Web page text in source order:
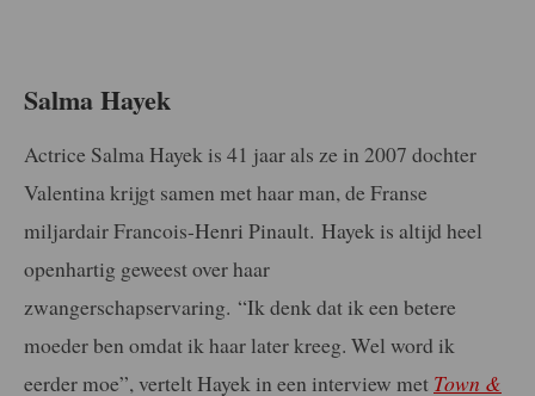
Salma Hayek
Actrice Salma Hayek is 41 jaar als ze in 2007 dochter
Valentina krijgt samen met haar man, de Franse
miljardair Francois-Henri Pinault. Hayek is altijd heel
openhartig geweest over haar
zwangerschapservaring. “Ik denk dat ik een betere
moeder ben omdat ik haar later kreeg. Wel word ik
eerder moe”, vertelt Hayek in een interview met Town &